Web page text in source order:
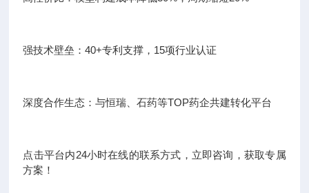
强技术壁垒：40+专利支撑，15项行业认证
深度合作生态：与恒瑞、石药等TOP药企共建转化平台
点击平台内24小时在线的联系方式，立即咨询，获取专属
方案！